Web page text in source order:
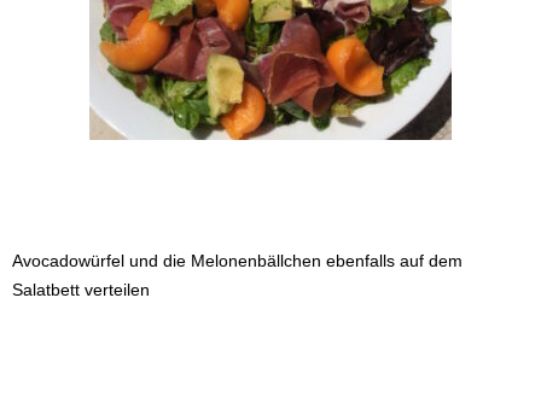
Avocadowürfel und die Melonenbällchen ebenfalls auf dem
Salatbett verteilen